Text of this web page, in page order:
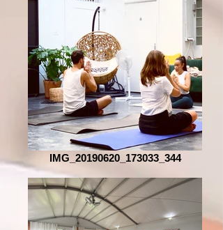
IMG_20190620_173033_344